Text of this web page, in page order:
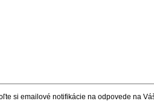
si emailové notifikácie na odpovede na